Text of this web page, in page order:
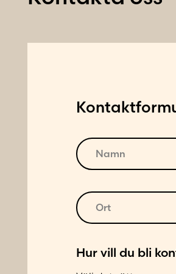
N
a
n
*
1
L
a
d
O
r
*Hur vill du bli